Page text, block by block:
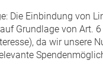
Die Einbindung von
Grundlage von Art. 6
da wir unsere